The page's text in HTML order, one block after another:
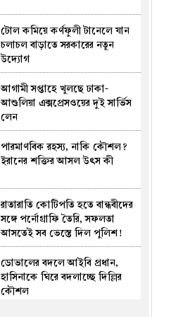
গুনাহ মাফ থেকে জান্নাত, দান-
সদকার অসীম ফজিলত
অপপ্রচারকারীদের বিরুদ্ধে আইনানুগ
ব্যবস্থা নেওয়ার হুঁশিয়ারি পুলিশের
এক ফোনে ৩৮ ক্যাসিনো অ্যাপ
চালিয়ে জুয়ার নেটওয়ার্ক, যুবক
চরভদ্রাসনে কোটি টাকার ব্রিজ, নেই
সংযোগ সড়ক
সংরক্ষণ করেই পর্যটনের উন্নয়নের
চেষ্টা করতে হবে : স্বরাষ্ট্রমন্ত্রী
টোল কমিয়ে কর্ণফুলী টানেলে যান
চলাচল বাড়াতে সরকারের নতুন
উদ্যোগ
আগামী সপ্তাহে খুলছে ঢাকা-
আশুলিয়া এক্সপ্রেসওয়ের দুই সার্ভিস
লেন
পারমাণবিক রহস্য, নাকি কৌশল?
ইরানের শক্তির আসল উৎস কী
রাতারাতি কোটিপতি হতে বান্ধবীদের
সঙ্গে পর্নোগ্রাফি তৈরি, সফলতা
আসতেই সব ভেস্তে দিল পুলিশ!
(ভিডিও)
ডোভালের বদলে আইবি প্রধান,
হাসিনাকে ঘিরে বদলাচ্ছে দিল্লির
কৌশল